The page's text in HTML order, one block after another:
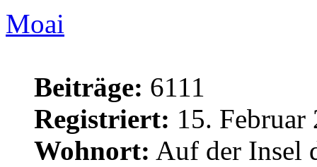
Moai
Beiträge: 6111
Registriert: 15.
Wohnort: Auf der Insel